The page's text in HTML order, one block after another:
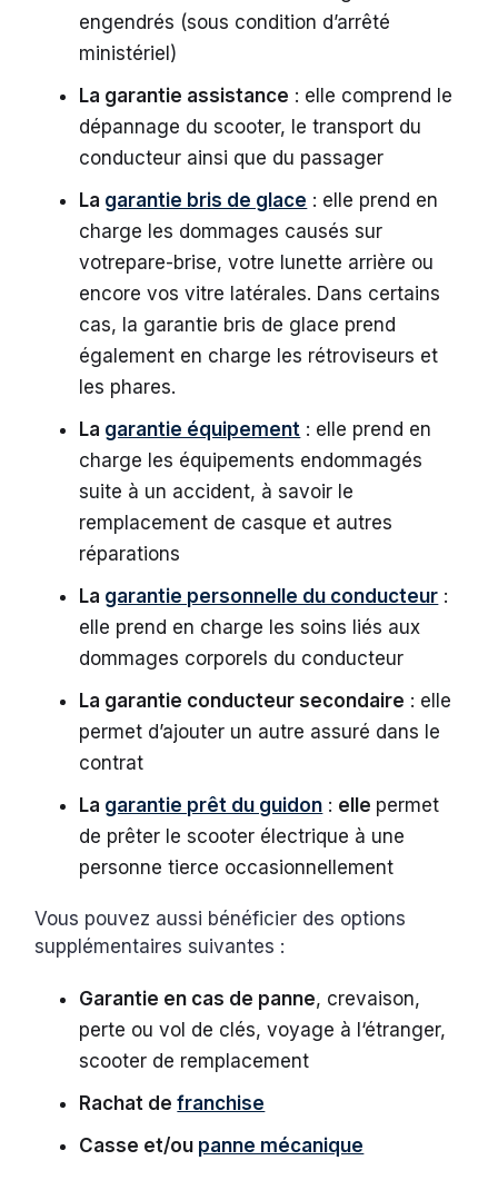
engendrés (sous condition d’arrêté
ministériel)
La garantie assistance : elle comprend le
dépannage du scooter, le transport du
conducteur ainsi que du passager
La garantie bris de glace : elle prend en
charge les dommages causés sur
votrepare-brise, votre lunette arrière ou
encore vos vitre latérales. Dans certains
cas, la garantie bris de glace prend
également en charge les rétroviseurs et
les phares.
La garantie équipement : elle prend en
charge les équipements endommagés
suite à un accident, à savoir le
remplacement de casque et autres
réparations
La garantie personnelle du conducteur :
elle prend en charge les soins liés aux
dommages corporels du conducteur
La garantie conducteur secondaire : elle
permet d’ajouter un autre assuré dans le
contrat
La garantie prêt du guidon : elle permet
de prêter le scooter électrique à une
personne tierce occasionnellement
Vous pouvez aussi bénéficier des options
supplémentaires suivantes :
Garantie en cas de panne, crevaison,
perte ou vol de clés, voyage à l‘étranger,
scooter de remplacement
Rachat defranchise
Casse et/ou panne mécanique